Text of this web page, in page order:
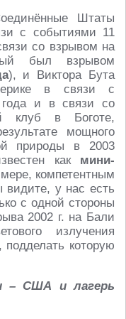
Штаты
с событиями 11
со взрывом на
был взрывом
), и Виктора Бута
в связи с
и в связи со
клуб в Боготе,
мощного
природы в 2003
как мини-
компетентным
видите, у нас есть
с одной стороны
2002 г. на Бали
излучения
подделать которую
– США и лагерь